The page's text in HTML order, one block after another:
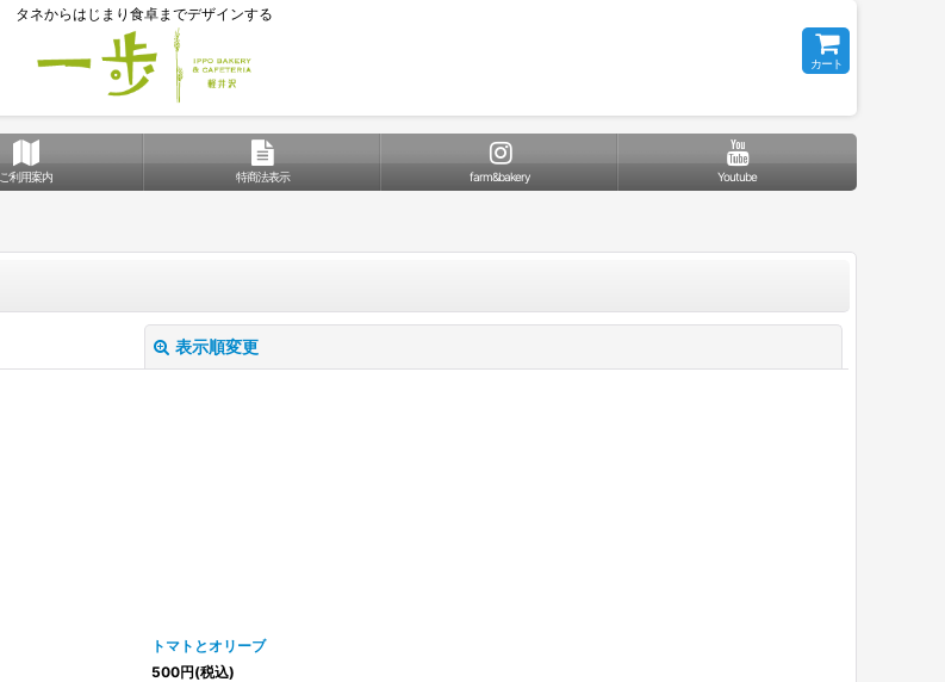
タネからはじまり食卓までデザインする
カート
ご利用案内 特商法表示 farm&bakery Youtube
表示順変更
トマトとオリーブ
500円(税込)